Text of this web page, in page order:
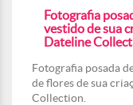
Fotografia
vestido de sua
Dateline
Fotografia posada
de flores de sua
Collection.